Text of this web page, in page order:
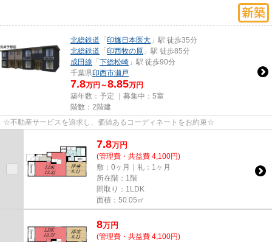
北総鉄道 「印旛日本医大 」駅 徒歩35分
北総鉄道 「印西牧の原 」駅 徒歩85分
成田線 「下総松崎 」駅 徒歩90分
千葉県印西市瀬戸
7.8万円～8.85万円
築年数：予定 ｜募集中： 5室
階数：2階建
☆不動産サービスを追求し、価値あるコーディネートをお約束☆
7.8万円
(管理費・共益費 4,100円)
敷：0ヶ月｜礼：1ヶ月
所在階：1階
間取り：1LDK
面積：50.05㎡
8万円
(管理費・共益費 4,100円)